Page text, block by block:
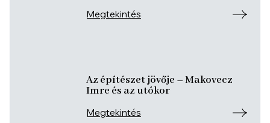
Megtekintés
Az építészet jövője – Makovecz
Imre és az utókor
Megtekintés